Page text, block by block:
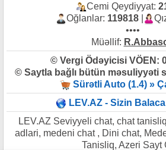
Cemi Qeydiyyat:
Oğlanlar: 119818|
••••
Müəllif:
© Vergi Ödəyicisi VÖEN:
© Saytla bağlı bütün məsuliyyəti
Sürətli Auto (1.4) »
LEV.AZ - Sizin
LEV.AZ Seviyyeli chat, chat
adlari, medeni chat , Dini chat,
Tanisliq, Azeri Sayt